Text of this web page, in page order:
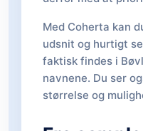
Med Coherta kan
udsnit og hurtigt
faktisk findes i
navnene. Du ser
størrelse og